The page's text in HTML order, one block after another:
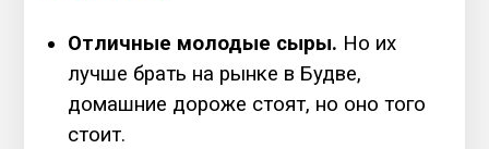
Отличные молодые сыры. Но их
лучше брать на рынке в Будве,
домашние дороже стоят, но оно того
стоит.